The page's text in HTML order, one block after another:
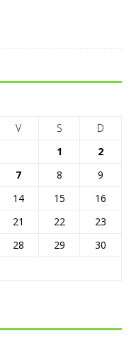
V S
D
1
2
7 8
9
14 15
16
21 22
23
28 29
30